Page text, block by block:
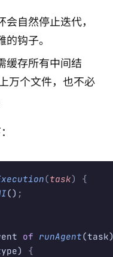
会自然停止迭代，
钩子。
缓存所有中间结
万个文件，也不必
(task)
{
() ;
of runAgent
{